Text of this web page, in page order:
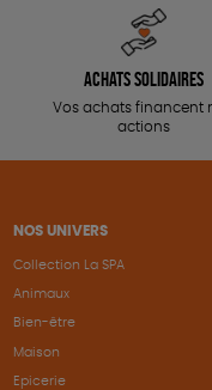
Achats solidaires
Vos achats financent
actions
NOS UNIVERS
Collection La SPA
Animaux
Bien-être
Maison
Epicerie